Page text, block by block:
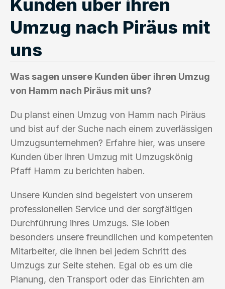
Kunden über ihren
Umzug nach Piräus mit
uns
Was sagen unsere Kunden über ihren Umzug
von Hamm nach Piräus mit uns?
Du planst einen Umzug von Hamm nach Piräus
und bist auf der Suche nach einem zuverlässigen
Umzugsunternehmen? Erfahre hier, was unsere
Kunden über ihren Umzug mit Umzugskönig
Pfaff Hamm zu berichten haben.
Unsere Kunden sind begeistert von unserem
professionellen Service und der sorgfältigen
Durchführung ihres Umzugs. Sie loben
besonders unsere freundlichen und kompetenten
Mitarbeiter, die ihnen bei jedem Schritt des
Umzugs zur Seite stehen. Egal ob es um die
Planung, den Transport oder das Einrichten am